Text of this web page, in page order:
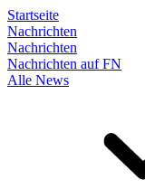
Startseite
Nachrichten
Nachrichten
Nachrichten auf FN
Alle News